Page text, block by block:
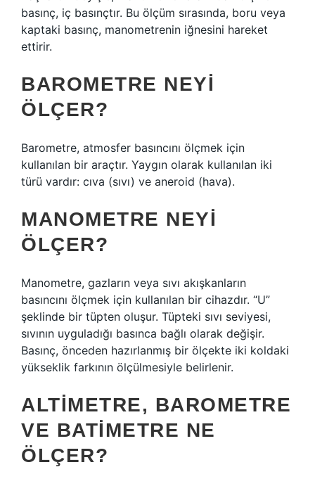
basınç, iç basınçtır. Bu ölçüm sırasında, boru veya
kaptaki basınç, manometrenin iğnesini hareket
ettirir.
BAROMETRE NEYI
ÖLÇER?
Barometre, atmosfer basıncını ölçmek için
kullanılan bir araçtır. Yaygın olarak kullanılan iki
türü vardır: cıva (sıvı) ve aneroid (hava).
MANOMETRE NEYI
ÖLÇER?
Manometre, gazların veya sıvı akışkanların
basıncını ölçmek için kullanılan bir cihazdır. “U”
şeklinde bir tüpten oluşur. Tüpteki sıvı seviyesi,
sıvının uyguladığı basınca bağlı olarak değişir.
Basınç, önceden hazırlanmış bir ölçekte iki koldaki
yükseklik farkının ölçülmesiyle belirlenir.
ALTIMETRE, BAROMETRE
VE BATIMETRE NE
ÖLÇER?